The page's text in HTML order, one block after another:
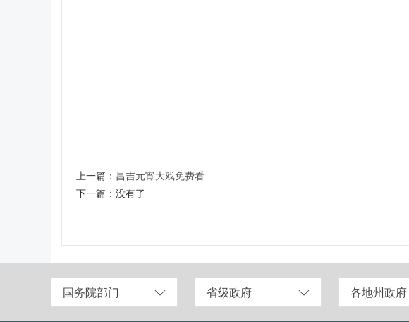
上一篇： 昌吉元宵大戏免费看...
下一篇： 没有了
国务院部门 省级政府 各地州政府